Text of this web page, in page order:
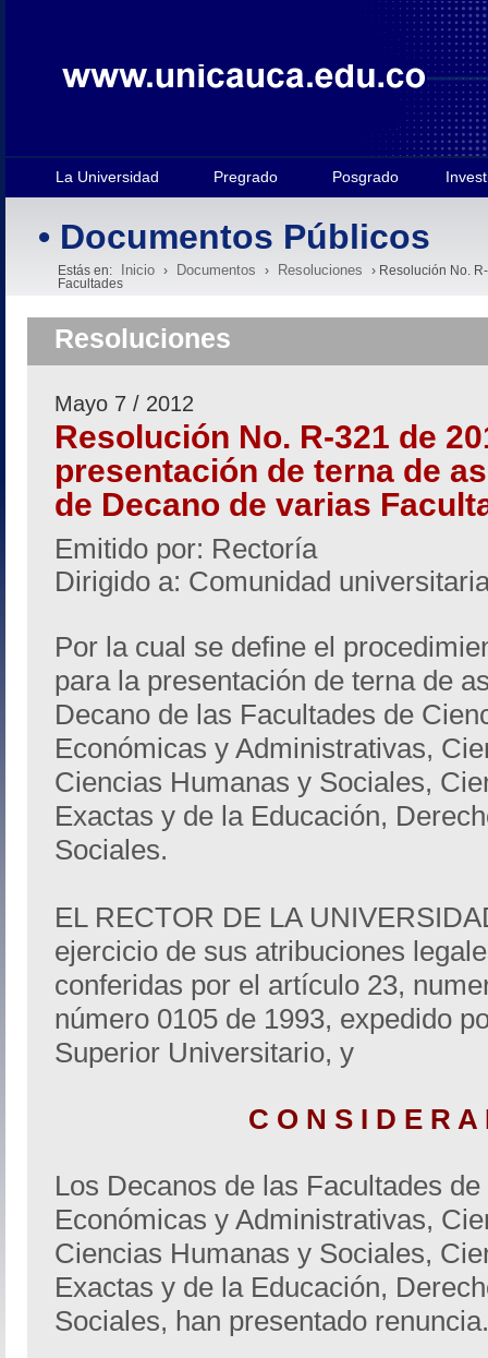
La Universidad Pregrado Posgrado
• Documentos Públicos
Estás en: Inicio › Documentos › Resoluciones
› Resolución No.
Facultades
Resoluciones
Mayo 7 / 2012
Resolución No. R-321 de
presentación de terna de
de Decano de varias
Emitido por: Rectoría
Dirigido a: Comunidad
Por la cual se define el
para la presentación de terna de
Decano de las Facultades de
Económicas y Administrativas,
Ciencias Humanas y Sociales,
Exactas y de la Educación,
Sociales.
EL RECTOR DE LA
ejercicio de sus atribuciones
conferidas por el artículo 23,
número 0105 de 1993, expedido
Superior Universitario, y
C O N S I D E R A
Los Decanos de las Facultades
Económicas y Administrativas,
Ciencias Humanas y Sociales,
Exactas y de la Educación,
Sociales, han presentado renuncia.